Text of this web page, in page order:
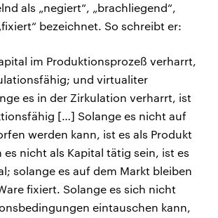
als „negiert“, „brachliegend“,
bezeichnet. So schreibt er:
im Produktionsprozeß verharrt,
und virtualiter
es in der Zirkulation verharrt, ist
[…] Solange es nicht auf
werden kann, ist es als Produkt
nicht als Kapital tätig sein, ist es
solange es auf dem Markt bleiben
fixiert. Solange es sich nicht
eintauschen kann,